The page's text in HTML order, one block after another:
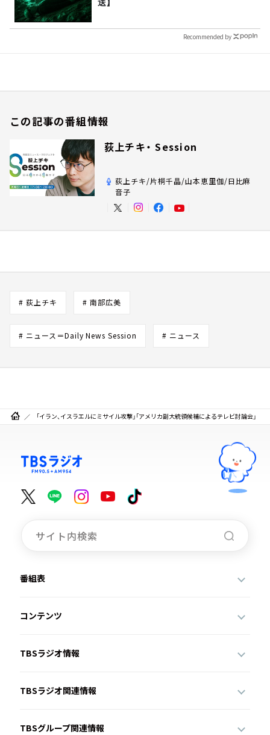
送】
Recommended by
この記事の番組情報
荻上チキ・ Session
荻上チキ/片桐千晶/山本恵里伽/日比麻
音子
# 荻上チキ # 南部広美
# ニュース＝Daily News Session # ニュース
「イラン、イスラエルにミサイル攻撃」「アメリカ副大統領候補によるテレビ討論会」
番組表
コンテンツ
TBSラジオ情報
TBSラジオ関連情報
TBSグループ関連情報